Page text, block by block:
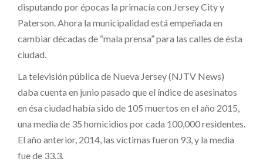
disputando por épocas la primacía con Jersey City y
Paterson. Ahora la municipalidad está empeñada en
cambiar décadas de “mala prensa” para las calles de ésta
ciudad.
La televisión pública de Nueva Jersey (NJTV News)
daba cuenta en junio pasado que el índice de asesinatos
en ésa ciudad había sido de 105 muertos en el año 2015,
una media de 35 homicidios por cada 100,000 residentes.
El año anterior, 2014, las víctimas fueron 93, y la media
fue de 33.3.